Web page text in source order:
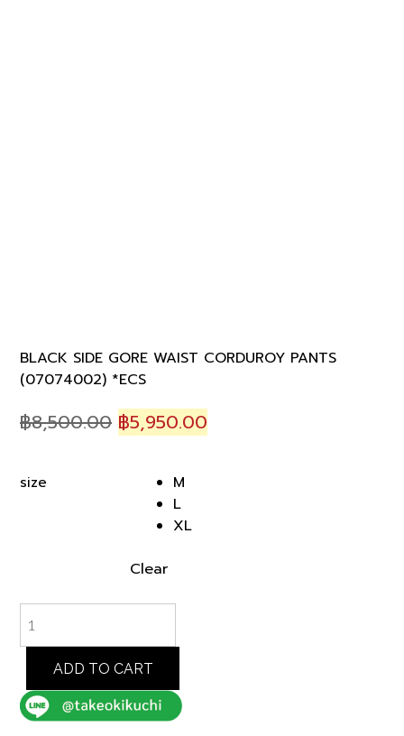
BLACK SIDE GORE WAIST CORDUROY PANTS
(07074002) *ECS
฿8,500.00 Original
฿8,500.00.
฿5,950.00
size
M
L
XL
Clear
SIDE
GORE
WAIST
CORDUROY
PANTS
(07074002)
ADD TO CART